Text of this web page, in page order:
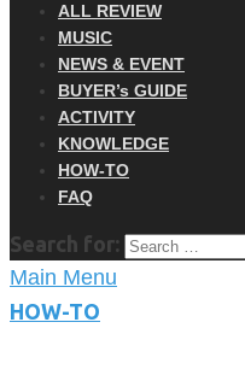
ALL REVIEW
MUSIC
NEWS & EVENT
BUYER’s GUIDE
ACTIVITY
KNOWLEDGE
HOW-TO
FAQ
Search for:
Main Menu
HOW-TO